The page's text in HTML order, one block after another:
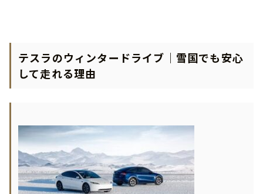
テスラのウィンタードライブ｜雪国でも安心
して走れる理由